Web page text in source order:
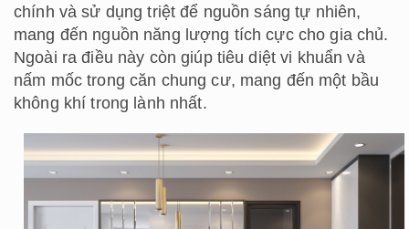
chính và sử dụng triệt để nguồn sáng tự nhiên,
mang đến nguồn năng lượng tích cực cho gia chủ.
Ngoài ra điều này còn giúp tiêu diệt vi khuẩn và
nấm mốc trong căn chung cư, mang đến một bầu
không khí trong lành nhất.